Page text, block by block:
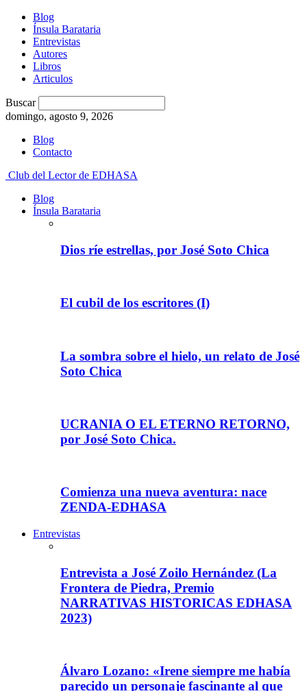
Blog
Ínsula Barataria
Entrevistas
Autores
Libros
Articulos
Buscar
domingo, agosto 9, 2026
Blog
Contacto
Club del Lector de EDHASA
Blog
Ínsula Barataria
Dios ríe estrellas, por José Soto Chica
El cubil de los escritores (I)
La sombra sobre el hielo, un relato de José
Soto Chica
UCRANIA O EL ETERNO RETORNO,
por José Soto Chica.
Comienza una nueva aventura: nace
ZENDA-EDHASA
Entrevistas
Entrevista a José Zoilo Hernández (La
Frontera de Piedra, Premio
NARRATIVAS HISTORICAS EDHASA
2023)
Álvaro Lozano: «Irene siempre me había
parecido un personaje fascinante al que